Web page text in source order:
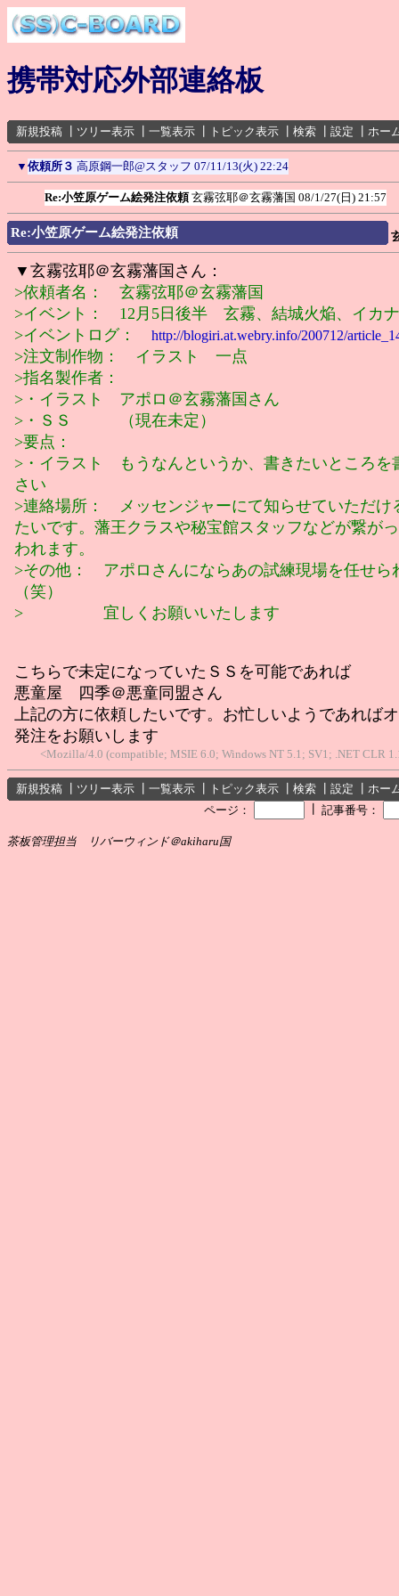
携帯対応外部連絡板
新規投稿 ツリー表示 一覧表示 トピック表示 検索 設定 ホー
▼ 依頼所３ 高原鋼一郎@スタッフ 07/11/13(火) 22:24
Re:小笠原ゲーム絵発注依頼 玄霧弦耶＠玄霧藩国 08/1/27(日) 21:57
Re:小笠原ゲーム絵発注依頼
▼玄霧弦耶＠玄霧藩国さん：
>依頼者名： 玄霧弦耶＠玄霧藩国
>イベント： 12月5日後半 玄霧、結城火焔、イカナ
>イベントログ： http://blogiri.at.webry.info/200712/
>注文制作物： イラスト 一点
>指名製作者：
>・イラスト アポロ＠玄霧藩国さん
>・ＳＳ （現在未定）
>要点：
>・イラスト もうなんというか、書きたいところを
さい
>連絡場所： メッセンジャーにて知らせていただけ
たいです。藩王クラスや秘宝館スタッフなどが繋が
われます。
>その他： アポロさんにならあの試練現場を任せら
（笑）
> 宜しくお願いいたします
こちらで未定になっていたＳＳを可能であれば
悪童屋 四季＠悪童同盟さん
上記の方に依頼したいです。お忙しいようであれば
発注をお願いします
<Mozilla/4.0 (compatible; MSIE 6.0; Windows NT 5.1; SV1; .NET CLR
新規投稿 ツリー表示 一覧表示 トピック表示 検索 設定
ホー
ページ：
記事番号：
茶板管理担当 リバーウィンド＠akiharu国